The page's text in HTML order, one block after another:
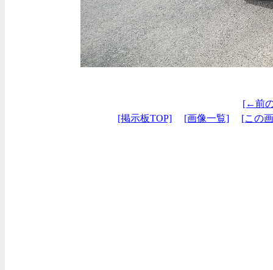
[←前
[掲示板TOP]
[画像一覧] [この